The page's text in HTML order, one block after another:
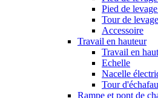
Pied de
Tour de levage
Accessoire
Travail en hauteur
Travail en
Echelle
Nacelle
Tour
Rampe et pont de